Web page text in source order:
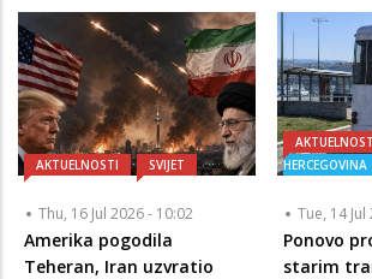
AKTUELNOSTI SVIJET
Thu, 16 Jul 2026 - 10:02
Amerika pogodila
Teheran, Iran uzvratio
HERCEGOVINA
Tue, 14
Ponovo
starim